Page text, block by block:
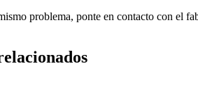
problema, ponte en contacto con el